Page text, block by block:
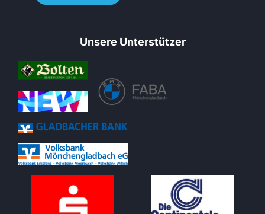
Unsere Unterstützer